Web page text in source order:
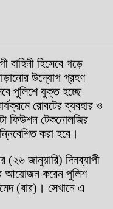
হিসেবে গড়ে
উদ্যোগ গ্রহণ
পুলিশে যুক্ত হচ্ছে
রোবটের ব্যবহার ও
ফিউশন টেকনোলজির
করা হবে।
জানুয়ারি) দিনব্যাপী
আয়োজন করেন পুলিশ
(বার)। সেখানে এ